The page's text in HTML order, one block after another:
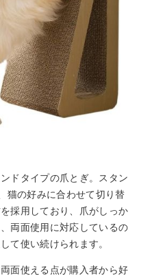
ドタイプの爪とぎ。スタン
猫の好みに合わせて切り替
採用しており、爪がしっか
両面使用に対応しているの
て使い続けられます。
面使える点が購入者から好